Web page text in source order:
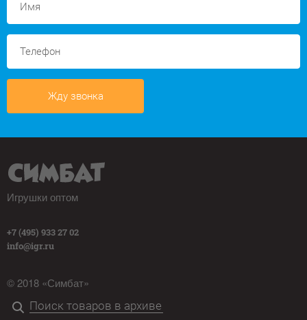
Жду звонка
Игрушки оптом
+7 (495) 933 27 02
info@igr.ru
© 2018 «Симбат»